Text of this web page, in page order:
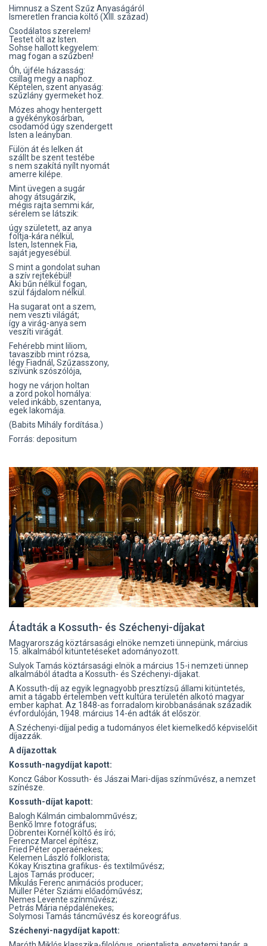
Himnusz a Szent Szűz Anyaságáról
Ismeretlen francia költő (XIII. század)
Csodálatos szerelem!
Testet ölt az Isten.
Sohse hallott kegyelem:
mag fogan a szűzben!
Óh, újféle házasság:
csillag megy a naphoz.
Képtelen, szent anyaság:
szűzlány gyermeket hoz.
Mózes ahogy hentergett
a gyékénykosárban,
csodamód úgy szendergett
Isten a leányban.
Fülön át és lelken át
szállt be szent testébe
s nem szakítá nyílt nyomát
amerre kilépe.
Mint üvegen a sugár
ahogy átsugárzik,
mégis rajta semmi kár,
sérelem se látszik:
úgy született, az anya
foltja-kára nélkül,
Isten, Istennek Fia,
saját jegyesébül.
S mint a gondolat suhan
a szív rejtekébül!
Aki bűn nélkül fogan,
szül fájdalom nélkül.
Ha sugarat ont a szem,
nem veszti világát;
így a virág-anya sem
veszíti virágát.
Fehérebb mint liliom,
tavaszibb mint rózsa,
légy Fiadnál, Szűzasszony,
szívünk szószólója,
hogy ne várjon holtan
a zord pokol homálya:
veled inkább, szentanya,
egek lakomája.
(Babits Mihály fordítása.)
Forrás: depositum
Átadták a Kossuth- és Széchenyi-díjakat
Magyarország köztársasági elnöke nemzeti ünnepünk, március
15. alkalmából kitüntetéseket adományozott.
Sulyok Tamás köztársasági elnök a március 15-i nemzeti ünnep
alkalmából átadta a Kossuth- és Széchenyi-díjakat.
A Kossuth-díj az egyik legnagyobb presztízsű állami kitüntetés,
amit a tágabb értelemben vett kultúra területén alkotó magyar
ember kaphat. Az 1848-as forradalom kirobbanásának századik
évfordulóján, 1948. március 14-én adták át először.
A Széchenyi-díjjal pedig a tudományos élet kiemelkedő képviselőit
díjazzák.
A díjazottak
Kossuth-nagydíjat kapott:
Koncz Gábor Kossuth- és Jászai Mari-díjas színművész, a nemzet
színésze.
Kossuth-díjat kapott:
Balogh Kálmán cimbalomművész;
Benkő Imre fotográfus;
Döbrentei Kornél költő és író;
Ferencz Marcel építész;
Fried Péter operaénekes;
Kelemen László folklorista;
Kókay Krisztina grafikus- és textilművész;
Lajos Tamás producer;
Mikulás Ferenc animációs producer;
Müller Péter Sziámi előadóművész;
Nemes Levente színművész;
Petrás Mária népdalénekes;
Solymosi Tamás táncművész és koreográfus.
Széchenyi-nagydíjat kapott: